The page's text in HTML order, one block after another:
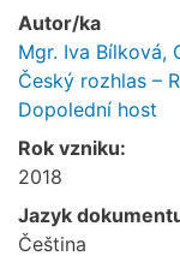
Autor/ka
Mgr. Iva Bílková,
Český rozhlas –
Dopolední host
Rok vzniku:
2018
Jazyk
Čeština